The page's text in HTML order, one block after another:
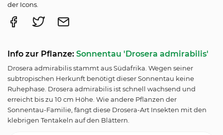
der Icons.
Info zur Pflanze: Sonnentau 'Drosera admirabilis'
Drosera admirabilis stammt aus Südafrika. Wegen seiner
subtropischen Herkunft benötigt dieser Sonnentau keine
Ruhephase. Drosera admirabilis ist schnell wachsend und
erreicht bis zu 10 cm Höhe. Wie andere Pflanzen der
Sonnentau-Familie, fängt diese Drosera-Art Insekten mit den
klebrigen Tentakeln auf den Blättern.